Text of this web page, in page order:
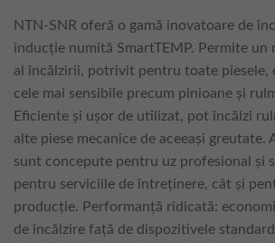
NTN-SNR oferă o gamă inovatoare de
inducție numită SmartTEMP. Permite un
al încălzirii, potrivit pentru toate piesele,
cele mai sensibile precum pinioane și
Eficiente și ușor de utilizat, pot încălzi
alte piese mecanice de aceeași greutate.
sunt concepute pentru uz profesional și
pentru serviciile de întreținere, cât și
producție. Performanță ridicată:
de încălzire față de dispozitivele